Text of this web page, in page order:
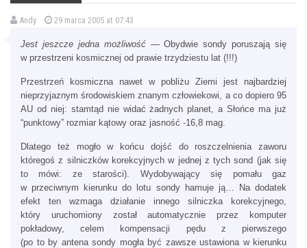
Andy 29 marca 2005 at 07:43
Jest jeszcze jedna możliwość— Obydwie sondy poruszają się
w przestrzeni kosmicznej od prawie trzydziestu lat (!!!)
Przestrzeń kosmiczna nawet w pobliżu Ziemi jest najbardziej
nieprzyjaznym środowiskiem znanym człowiekowi, a co dopiero 95
AU od niej: stamtąd nie widać żadnych planet, a Słońce ma już
“punktowy” rozmiar kątowy oraz jasność -16,8 mag.
Dlatego też mogło w końcu dojść do roszczelnienia zaworu
któregoś z silniczków korekcyjnych w jednej z tych sond (jak się
to mówi: ze starości). Wydobywający się pomału gaz
w przeciwnym kierunku do lotu sondy hamuje ją… Na dodatek
efekt ten wzmaga działanie innego silniczka korekcyjnego,
który uruchomiony został automatycznie przez komputer
pokładowy, celem kompensacji pędu z pierwszego
(po to by antena sondy mogła być zawsze ustawiona w kierunku